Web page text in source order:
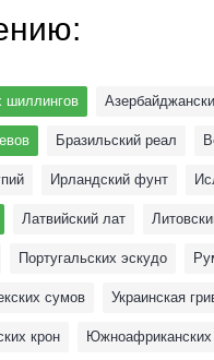
шиллингов
Бразильский реал
Ирландский фунт
Латвийский лат
Португальских эскудо
сумов Украинская
крон Южноафриканских